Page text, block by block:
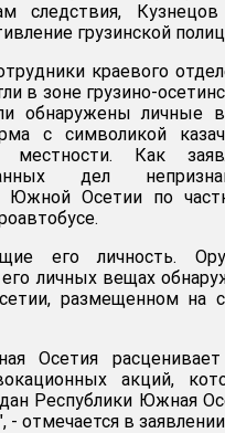
следствия,
грузинской
краевого
в зоне грузино-
обнаружены личные
с символикой
Как
дел
Южной Осетии по
его личность.
личных вещах
размещенном на
Осетия
акций,
Республики Южная
отмечается в